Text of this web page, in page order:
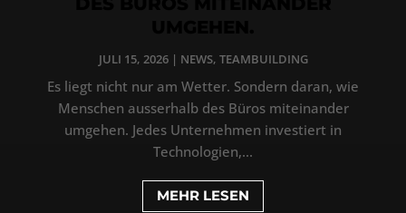
JULI 15, 2026| NEWS, TEAMBUILDING
Es liegt nicht nur am Wetter. Sondern daran, wie
Menschen ausserhalb des Büros miteinander
umgehen. Jedes Unternehmen investiert in
Technologien,...
MEHR LESEN